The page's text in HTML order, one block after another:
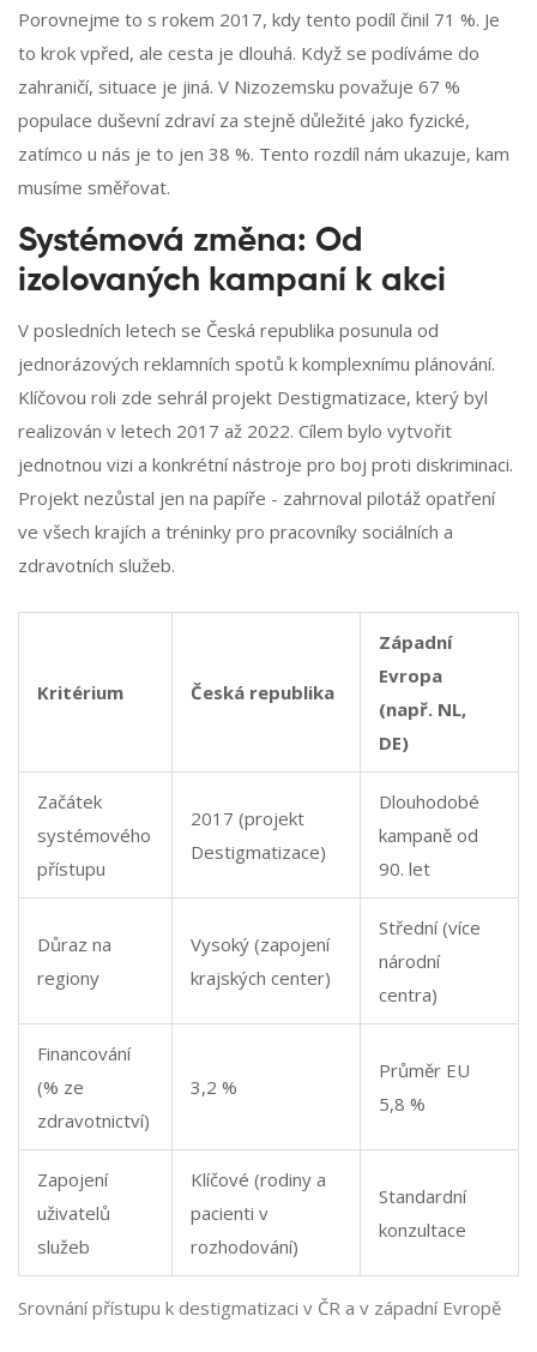
Porovnejme to s rokem 2017, kdy tento podíl činil 71 %. Je
to krok vpřed, ale cesta je dlouhá. Když se podíváme do
zahraničí, situace je jiná. V Nizozemsku považuje 67 %
populace duševní zdraví za stejně důležité jako fyzické,
zatímco u nás je to jen 38 %. Tento rozdíl nám ukazuje, kam
musíme směřovat.
Systémová změna: Od
izolovaných kampaní k akci
V posledních letech se Česká republika posunula od
jednorázových reklamních spotů k komplexnímu plánování.
Klíčovou roli zde sehrál projekt Destigmatizace, který byl
realizován v letech 2017 až 2022. Cílem bylo vytvořit
jednotnou vizi a konkrétní nástroje pro boj proti diskriminaci.
Projekt nezůstal jen na papíře - zahrnoval pilotáž opatření
ve všech krajích a tréninky pro pracovníky sociálních a
zdravotních služeb.
Srovnání přístupu k destigmatizaci v ČR a v západní Evropě
Kritérium Česká republika
Západní
Evropa
(např. NL,
DE)
Začátek
systémového
přístupu
2017 (projekt
Destigmatizace)
Dlouhodobé
kampaně od
90. let
Důraz na
regiony
Vysoký (zapojení
krajských center)
Střední (více
národní
centra)
Financování
(% ze
zdravotnictví)
3,2 %
Průměr EU
5,8 %
Zapojení
uživatelů
služeb
Klíčové (rodiny a
pacienti v
rozhodování)
Standardní
konzultace